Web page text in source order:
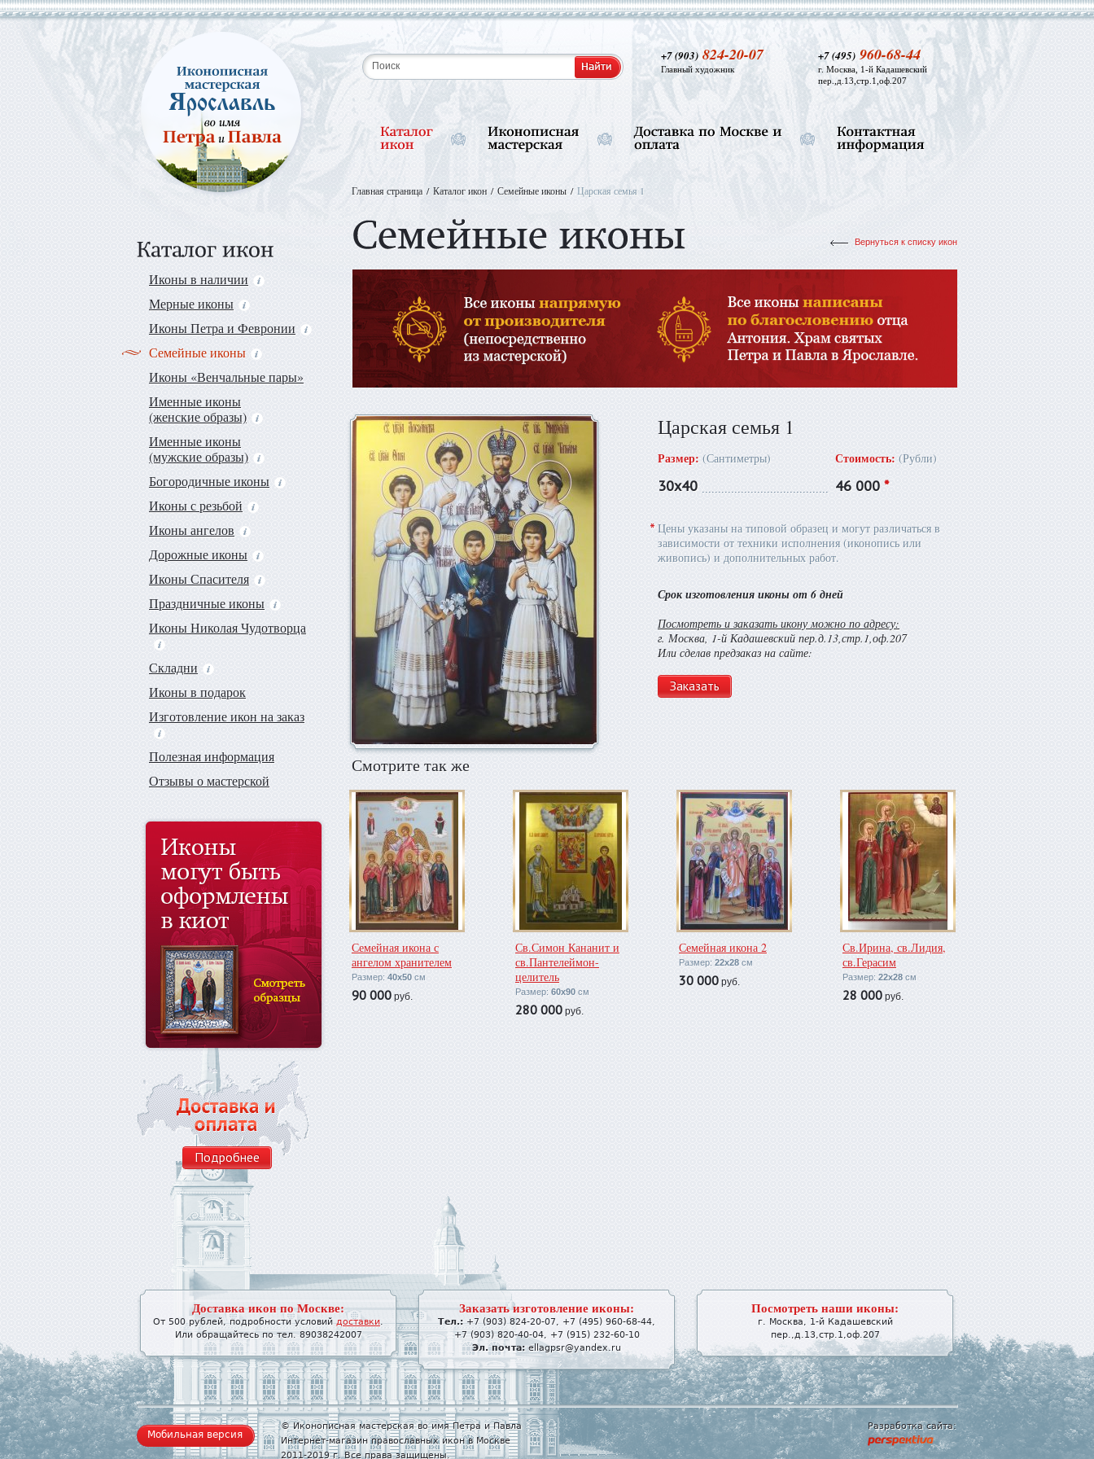
+7 (495)960-68-44
г. Москва, 1-й Кадашевский
пер.,д.13,стр.1,оф.207
+7 (903)824-20-07
Главный художник
Иконы в наличии
Мерные иконы
Иконы Петра и Февронии
Семейные иконы
Иконы «Венчальные пары»
Именные иконы
(женские образы)
Именные иконы
(мужские образы)
Богородичные иконы
Иконы с резьбой
Иконы ангелов
Дорожные иконы
Иконы Спасителя
Праздничные иконы
Иконы Николая Чудотворца
Складни
Иконы в подарок
Изготовление икон на заказ
Полезная информация
Отзывы о мастерской
Подробнее
Главная страница Каталог икон Семейные иконы Царская семья 1
Вернуться к списку икон
Царская семья 1
Размер: (Сантиметры) Стоимость: (Рубли)
30х40 46 000 *
* Цены указаны на типовой образец и могут различаться в
зависимости от техники исполнения (иконопись или
живопись) и дополнительных работ.
Срок изготовления иконы от 6 дней
Посмотреть и заказать икону можно по адресу:
г. Москва, 1-й Кадашевский пер.д.13,стр.1,оф.207
Или сделав предзаказ на сайте:
Заказать
Смотрите так же
Семейная икона с
ангелом хранителем
Размер: 40х50 см
90 000 руб.
Св.Симон Кананит и
св.Пантелеймон-
целитель
Размер: 60х90 см
280 000 руб.
Семейная икона 2
Размер: 22х28 см
30 000 руб.
Св.Ирина, св.Лидия,
св.Герасим
Размер: 22х28 см
28 000 руб.
Доставка икон по Москве:
От 500 рублей, подробности условийдоставки.
Или обращайтесь по тел. 89038242007
Заказать изготовление иконы:
Тел.: +7 (903) 824-20-07, +7 (495) 960-68-44,
+7 (903) 820-40-04, +7 (915) 232-60-10
Эл. почта: ellagpsr@yandex.ru
Посмотреть наши иконы:
г. Москва, 1-й Кадашевский
пер.,д.13,стр.1,оф.207
Мобильная версия
© Иконописная мастерская во имя Петра и Павла
Интернет-магазин православных икон в Москве
2011-2019 г. Все права защищены.
Разработка сайта: